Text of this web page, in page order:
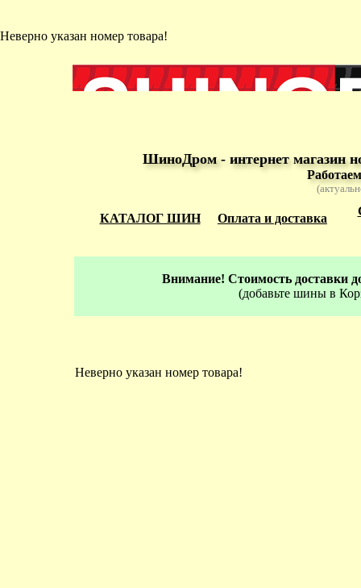
Неверно указан номер товара!
ШиноДром - интернет магазин
КАТАЛОГ ШИН Оплата и доставка
Внимание! Стоимость доставки
(добавьте шины в
Неверно указан номер товара!